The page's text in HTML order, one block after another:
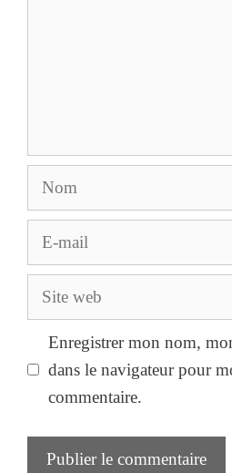
Nom
E-
Site
Enregistrer mon nom,
dans le navigateur pour
commentaire.